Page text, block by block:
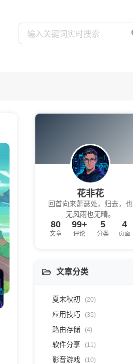
花非花
回首向来萧瑟处，归去，也
无风雨也无晴。
80
文章
99+
评论
5
分类
4
页面
文章分类
夏末秋初 (20)
应用技巧 (35)
路由存储 (4)
软件分享 (11)
影音游戏 (10)